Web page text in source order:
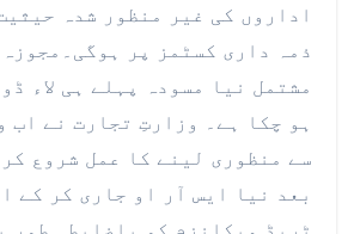
اداروں کی غیر منظور شدہ
ذمہ داری کسٹمز پر
مشتمل نیا مسودہ پہلے ہی لاء
ہو چکا ہے۔ وزارتِ تجارت نے اب
سے منظوری لینے کا عمل شروع
بعد نیا ایس آر او جاری کر کے